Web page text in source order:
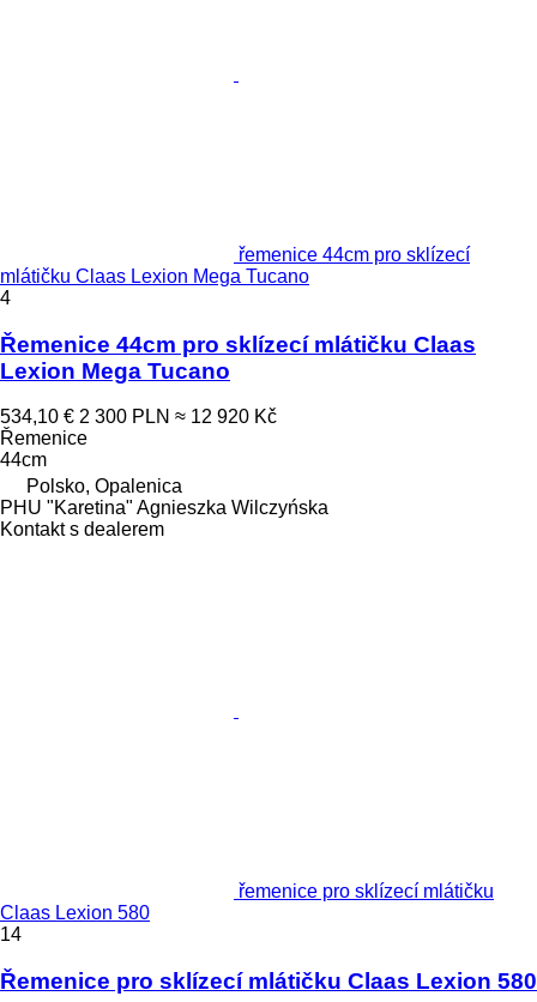
řemenice 44cm pro sklízecí
mlátičku Claas Lexion Mega Tucano
4
Řemenice 44cm pro sklízecí mlátičku Claas
Lexion Mega Tucano
534,10 € 2 300 PLN ≈ 12 920 Kč
Řemenice
44cm
Polsko, Opalenica
PHU "Karetina" Agnieszka Wilczyńska
Kontakt s dealerem
řemenice pro sklízecí mlátičku
Claas Lexion 580
14
Řemenice pro sklízecí mlátičku Claas Lexion 580